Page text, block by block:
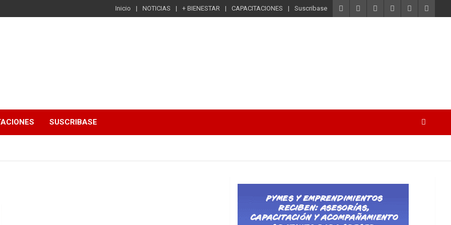
Inicio NOTICIAS + BIENESTAR CAPACITACIONES Suscribase
SUSCRIBASE